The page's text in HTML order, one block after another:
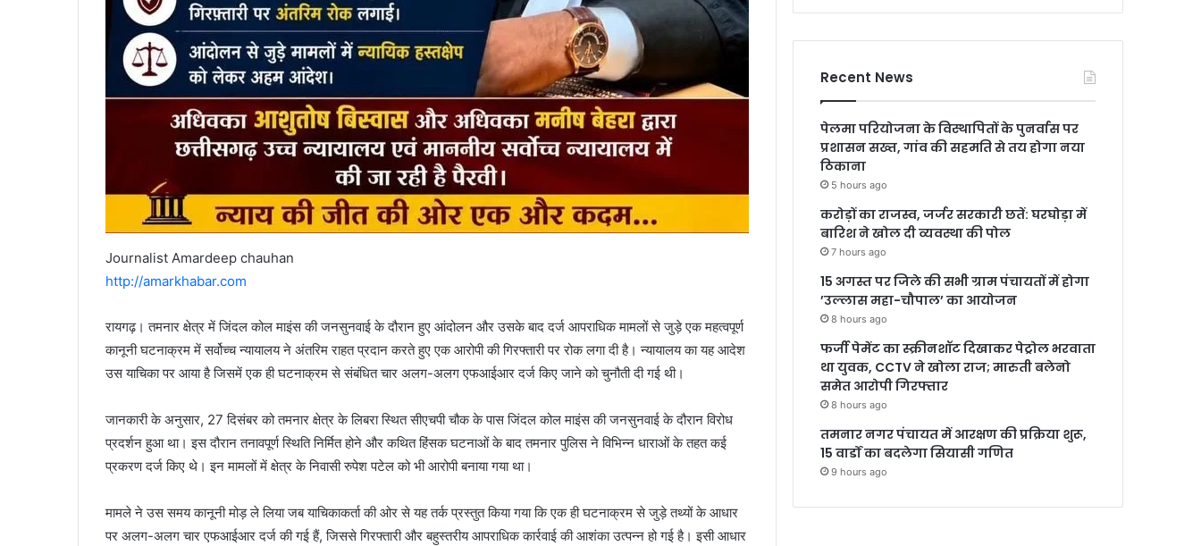
Journalist Amardeep chauhan
http://amarkhabar.com
रायगढ़। तमनार क्षेत्र में जिंदल कोल माइंस की जनसुनवाई के दौरान हुए आंदोलन और उसके बाद दर्ज आपराधिक मामलों से जुड़े एक महत्वपूर्ण
कानूनी घटनाक्रम में सर्वोच्च न्यायालय ने अंतरिम राहत प्रदान करते हुए एक आरोपी की गिरफ्तारी पर रोक लगा दी है। न्यायालय का यह आदेश
उस याचिका पर आया है जिसमें एक ही घटनाक्रम से संबंधित चार अलग-अलग एफआईआर दर्ज किए जाने को चुनौती दी गई थी।
जानकारी के अनुसार, 27 दिसंबर को तमनार क्षेत्र के लिबरा स्थित सीएचपी चौक के पास जिंदल कोल माइंस की जनसुनवाई के दौरान विरोध
प्रदर्शन हुआ था। इस दौरान तनावपूर्ण स्थिति निर्मित होने और कथित हिंसक घटनाओं के बाद तमनार पुलिस ने विभिन्न धाराओं के तहत कई
प्रकरण दर्ज किए थे। इन मामलों में क्षेत्र के निवासी रुपेश पटेल को भी आरोपी बनाया गया था।
मामले ने उस समय कानूनी मोड़ ले लिया जब याचिकाकर्ता की ओर से यह तर्क प्रस्तुत किया गया कि एक ही घटनाक्रम से जुड़े तथ्यों के आधार
पर अलग-अलग चार एफआईआर दर्ज की गई हैं, जिससे गिरफ्तारी और बहुस्तरीय आपराधिक कार्रवाई की आशंका उत्पन्न हो गई है। इसी आधार
Recent News
पेलमा परियोजना के विस्थापितों के पुनर्वास पर
प्रशासन सख्त, गांव की सहमति से तय होगा नया
ठिकाना
5 hours ago
करोड़ों का राजस्व, जर्जर सरकारी छतें: घरघोड़ा में
बारिश ने खोल दी व्यवस्था की पोल
7 hours ago
15 अगस्त पर जिले की सभी ग्राम पंचायतों में होगा
’उल्लास महा-चौपाल’ का आयोजन
8 hours ago
फर्जी पेमेंट का स्क्रीनशॉट दिखाकर पेट्रोल भरवाता
था युवक, CCTV ने खोला राज; मारुती बलेनो
समेत आरोपी गिरफ्तार
8 hours ago
तमनार नगर पंचायत में आरक्षण की प्रक्रिया शुरू,
15 वार्डों का बदलेगा सियासी गणित
9 hours ago